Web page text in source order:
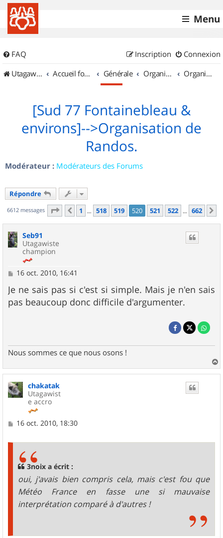
Menu
FAQ Connexion
Inscription
UtagawaVTT (Randos VTT et VTTAE avec traces GPS)
Accueil forum Générale Organisation de sorties & Recherche de partenaires Organisation de sorties en région Île de France
[Sud 77 Fontainebleau &
environs]-->Organisation de
Randos.
Modérateur : Modérateurs des Forums
Répondre
6612 messages Page 520 sur662
Précédent
1 … 518 519 520 521 522 … 662
Seb91
Utagawiste
champion
M
s
s
a
16 oct. 2010, 16:41
Je ne sais pas si c'est si simple. Mais je n'en sais
pas beaucoup donc difficile d'argumenter.
Nous sommes ce que nous osons !
a
chakatak
Utagawist
e accro
M16 oct. 2010, 18:30
3noix a écrit :
oui, j'avais bien compris cela, mais c'est fou que
Météo France en fasse une si mauvaise
interprétation comparé à d'autres !